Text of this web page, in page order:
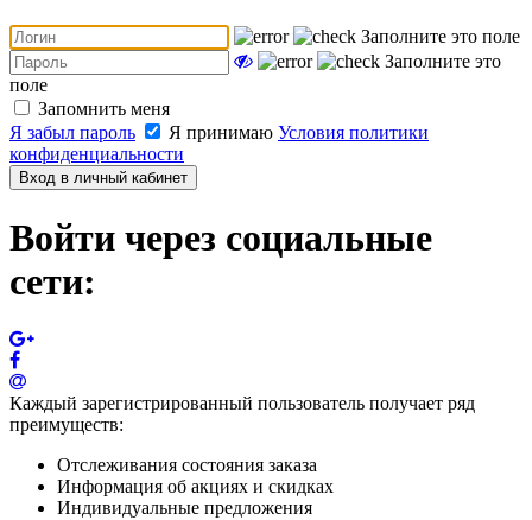
Заполните это поле
Заполните это
поле
Запомнить меня
Я забыл пароль
Я принимаю Условия политики
конфиденциальности
Вход в личный кабинет
Войти через социальные
сети:
Каждый зарегистрированный пользователь получает ряд
преимуществ:
Отслеживания состояния заказа
Информация об акциях и скидках
Индивидуальные предложения